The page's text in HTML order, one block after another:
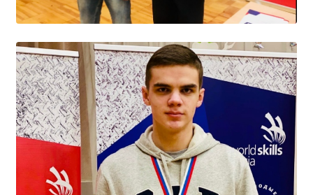
Платные образовательные услуги
Вакантные места для приёма (перевода)
Международное сотрудничество
Организация питания в образовательной
организации
УЧЕБНАЯ РАБОТА
Расписание занятий
Заочное отделение